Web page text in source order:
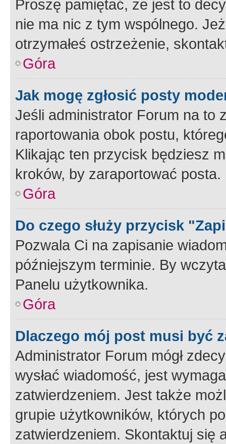
Proszę pamiętać, że jest to
nie ma nic z tym wspólnego.
otrzymałeś ostrzeżenie,
Góra
Jak mogę zgłosić posty
Jeśli administrator Forum na to
raportowania obok postu,
Klikając ten przycisk będziesz
kroków, by zaraportować posta.
Góra
Do czego służy przycisk
Pozwala Ci na zapisanie
późniejszym terminie. By
Panelu użytkownika.
Góra
Dlaczego mój post musi być
Administrator Forum mógł
wysłać wiadomość, jest
zatwierdzeniem. Jest także
grupie użytkowników, których
zatwierdzeniem. Skontaktuj się